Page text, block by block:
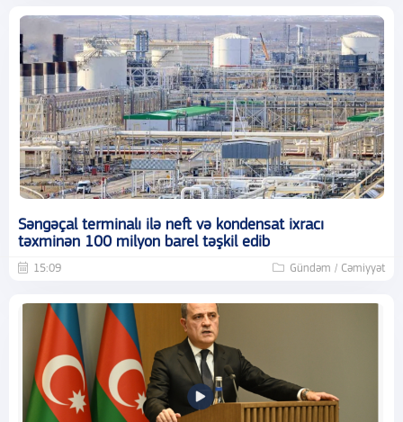
Səngəçal terminalı ilə neft və kondensat ixracı
təxminən 100 milyon barel təşkil edib
15:09 Gündəm / Cəmiyyət